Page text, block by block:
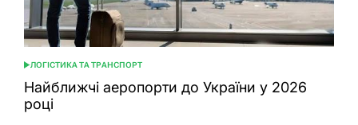
ОПУБЛІКУВАТИ
У
ЛОГІСТИКА ТА ТРАНСПОРТ
Найближчі аеропорти до України у 2026
році